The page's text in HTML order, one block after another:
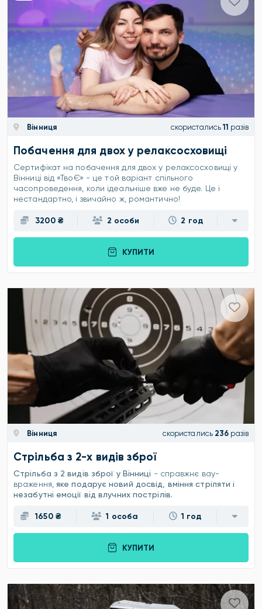
Вінниця скористались 11 разів
Побачення для двох у релаксосховищі
Сертифікат на побачення для двох у релаксосховищі у
Вінниці від «ТвоЄ» - це той варіант спільного
часопроведення, коли ідеальніше вже не буде. Це і
нестандартно, і звичайно ж, романтично!
3200 ₴ 2 особи 2 год
КУПИТИ
Вінниця скористались 236 разів
Стрільба з 2-х видів зброї
Стрільба з 2 видів зброї у Вінниці - справжнє вау-
враження, яке подарує новий досвід, вміння стріляти і
незабутні емоції від влучних пострілів.
1650 ₴ 1 особа 1 год
КУПИТИ